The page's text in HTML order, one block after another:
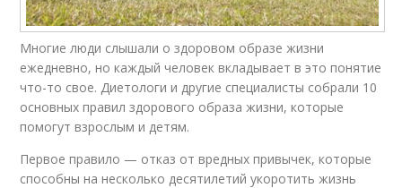
Многие люди слышали о здоровом образе жизни
ежедневно, но каждый человек вкладывает в это понятие
что-то свое. Диетологи и другие специалисты собрали 10
основных правил здорового образа жизни, которые
помогут взрослым и детям.
Первое правило — отказ от вредных привычек, которые
способны на несколько десятилетий укоротить жизнь